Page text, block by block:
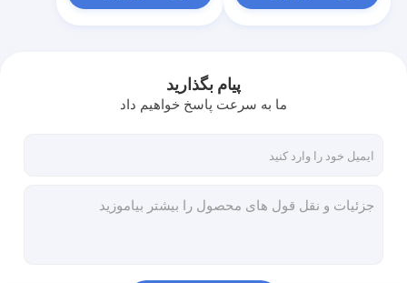
پیام بگذارید
ما به سرعت پاسخ خواهیم داد